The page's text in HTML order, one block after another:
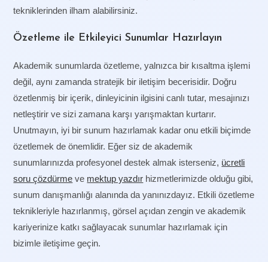
tekniklerinden ilham alabilirsiniz.
Özetleme ile Etkileyici Sunumlar Hazırlayın
Akademik sunumlarda özetleme, yalnızca bir kısaltma işlemi
değil, aynı zamanda stratejik bir iletişim becerisidir. Doğru
özetlenmiş bir içerik, dinleyicinin ilgisini canlı tutar, mesajınızı
netleştirir ve sizi zamana karşı yarışmaktan kurtarır.
Unutmayın, iyi bir sunum hazırlamak kadar onu etkili biçimde
özetlemek de önemlidir. Eğer siz de akademik
sunumlarınızda profesyonel destek almak isterseniz, ücretli
soru çözdürme ve mektup yazdır hizmetlerimizde olduğu gibi,
sunum danışmanlığı alanında da yanınızdayız. Etkili özetleme
teknikleriyle hazırlanmış, görsel açıdan zengin ve akademik
kariyerinize katkı sağlayacak sunumlar hazırlamak için
bizimle iletişime geçin.